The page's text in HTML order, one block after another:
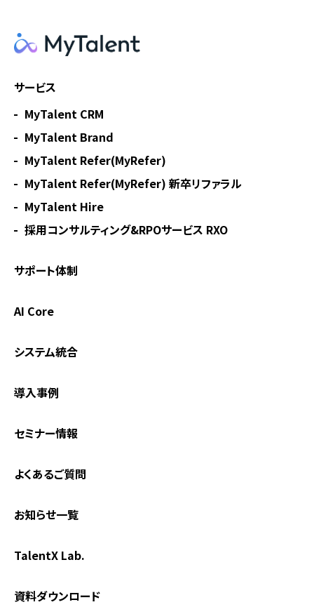
サービス
MyTalent CRM
MyTalent Brand
MyTalent Refer(MyRefer)
MyTalent Refer(MyRefer) 新卒リファラル
MyTalent Hire
採用コンサルティング&RPOサービス RXO
サポート体制
AI Core
システム統合
導入事例
セミナー情報
よくあるご質問
お知らせ一覧
TalentX Lab.
資料ダウンロード